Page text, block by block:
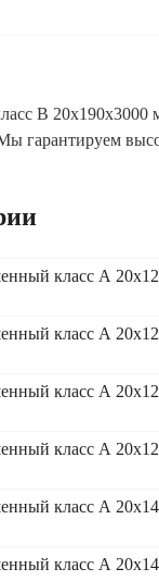
В 20x190x3000
гарантируем
класс А
класс А
класс А
класс А
класс А
класс А